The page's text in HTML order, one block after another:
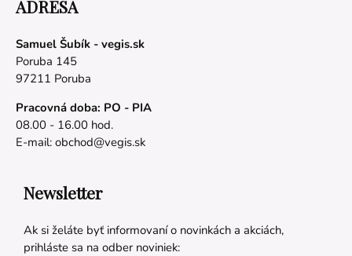
ADRESA
Samuel Šubík - vegis.sk
Poruba 145
97211 Poruba
Pracovná doba: PO - PIA
08.00 - 16.00 hod.
E-mail: obchod@vegis.sk
Newsletter
Ak si želáte byť informovaní o novinkách a akciách,
prihláste sa na odber noviniek: